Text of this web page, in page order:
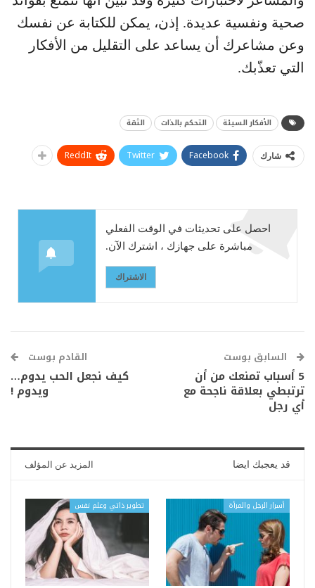
صحية ونفسية عديدة. إذن، يمكن للكتابة عن نفسك
وعن مشاعرك أن يساعد على التقليل من الأفكار
التي تعذّبك.
الأفكار السيئة التحكم بالذات الثقة
شارك Facebook
Twitter
ReddIt
احصل على تحديثات في الوقت الفعلي
مباشرة على جهازك ، اشترك الآن.
الاشتراك
السابق بوست
5 أسباب تمنعك من أن
ترتبطي بعلاقة ناجحة مع
أي رجل
القادم بوست
كيف نجعل الحب يدوم…
ويدوم !
قد يعجبك ايضا المزيد عن المؤلف
أسرار الرجل والمرأة تطوير ذاتي وعلم نفس